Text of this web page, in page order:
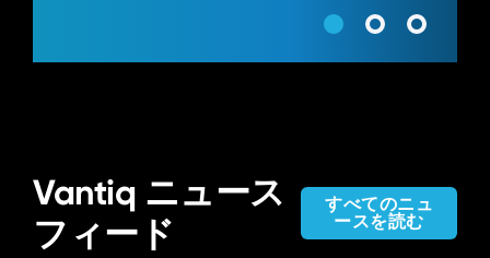
Vantiq ニュース
フィード
すべてのニュ
ースを読む